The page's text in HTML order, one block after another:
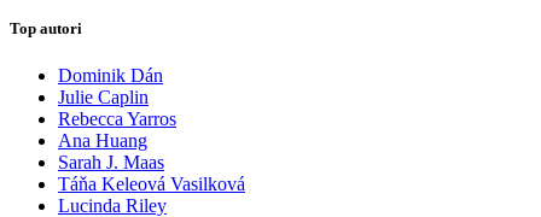
Top autori
Dominik Dán
Julie Caplin
Rebecca Yarros
Ana Huang
Sarah J. Maas
Táňa Keleová Vasilková
Lucinda Riley